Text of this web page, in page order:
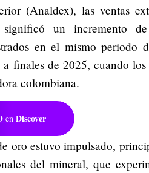
(Analdex), las ventas
un incremento
en el mismo periodo
finales de 2025, cuando
colombiana.
en Discover
oro estuvo impulsado,
del mineral, que